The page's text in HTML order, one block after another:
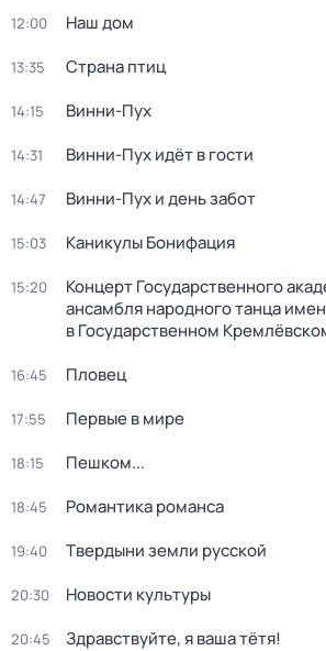
12:00 Наш дом
13:35 Страна птиц
14:15 Винни-Пух
14:31 Винни-Пух идёт в гости
14:47 Винни-Пух и день забот
15:03 Каникулы Бонифация
15:20
Концерт Государственного
ансамбля народного танца
в Государственном
16:45 Пловец
17:55 Первые в мире
18:15 Пешком...
18:45 Романтика романса
19:40 Твердыни земли русской
20:30 Новости культуры
20:45 Здравствуйте, я ваша тётя!